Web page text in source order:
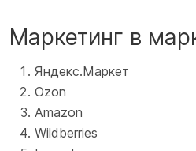
Маркетинг в
Яндекс.Маркет
Ozon
Amazon
Wildberries